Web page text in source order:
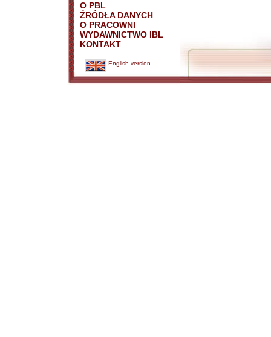
O PBL
ŹRÓDŁA DANYCH
O PRACOWNI
WYDAWNICTWO IBL
KONTAKT
English version